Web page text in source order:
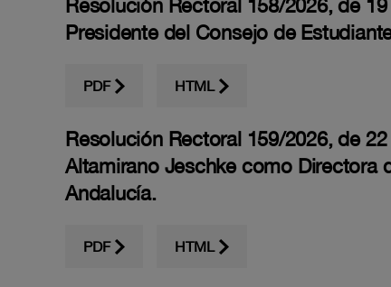
Resolución Rectoral 158/2026, de
Presidente del Consejo de
PDF HTML
Resolución Rectoral 159/2026, de
Altamirano Jeschke como Directora
Andalucía.
PDF HTML